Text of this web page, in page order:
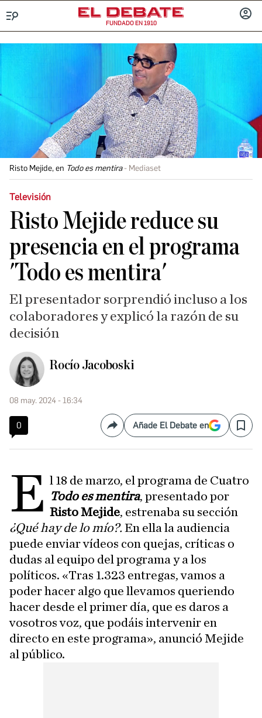
FUNDADO EN 1910
Risto Mejide, en Todo es mentira Mediaset
Televisión
Risto Mejide reduce su
presencia en el programa
'Todo es mentira'
El presentador sorprendió incluso a los
colaboradores y explicó la razón de su
decisión
Rocío Jacoboski
08 may. 2024 - 16:34
0 CompartirAñade El Debate en Save
E l 18 de marzo, el programa de Cuatro
Todo es mentira, presentado por
Risto Mejide, estrenaba su sección
¿Qué hay de lo mío?. En ella la audiencia
puede enviar vídeos con quejas, críticas o
dudas al equipo del programa y a los
políticos. «Tras 1.323 entregas, vamos a
poder hacer algo que llevamos queriendo
hacer desde el primer día, que es daros a
vosotros voz, que podáis intervenir en
directo en este programa», anunció Mejide
al público.